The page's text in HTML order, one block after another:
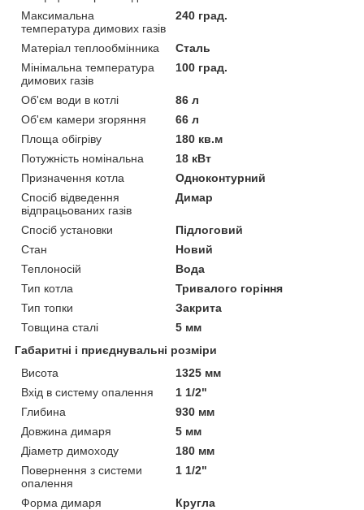
Максимальна
температура димових газів
240 град.
Матеріал теплообмінника
Сталь
Мінімальна температура
димових газів
100 град.
Об'єм води в котлі
86 л
Об'єм камери згоряння
66 л
Площа обігріву
180 кв.м
Потужність номінальна
18 кВт
Призначення котла
Одноконтурний
Спосіб відведення
відпрацьованих газів
Димар
Спосіб установки
Підлоговий
Стан
Новий
Теплоносій
Вода
Тип котла
Тривалого горіння
Тип топки
Закрита
Товщина сталі
5 мм
Габаритні і приєднувальні розміри
Висота
1325 мм
Вхід в систему опалення
1 1/2"
Глибина
930 мм
Довжина димаря
5 мм
Діаметр димоходу
180 мм
Повернення з системи
опалення
1 1/2"
Форма димаря
Кругла